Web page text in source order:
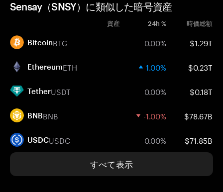
Sensay（SNSY）に類似した暗号資産
資産 24h % 時価総額
BitcoinBTC 0.00% $1.29T
EthereumETH 1.00% $0.23T
TetherUSDT 0.00% $0.18T
BNBBNB -1.00% $78.67B
USDCUSDC 0.00% $71.85B
すべて表示